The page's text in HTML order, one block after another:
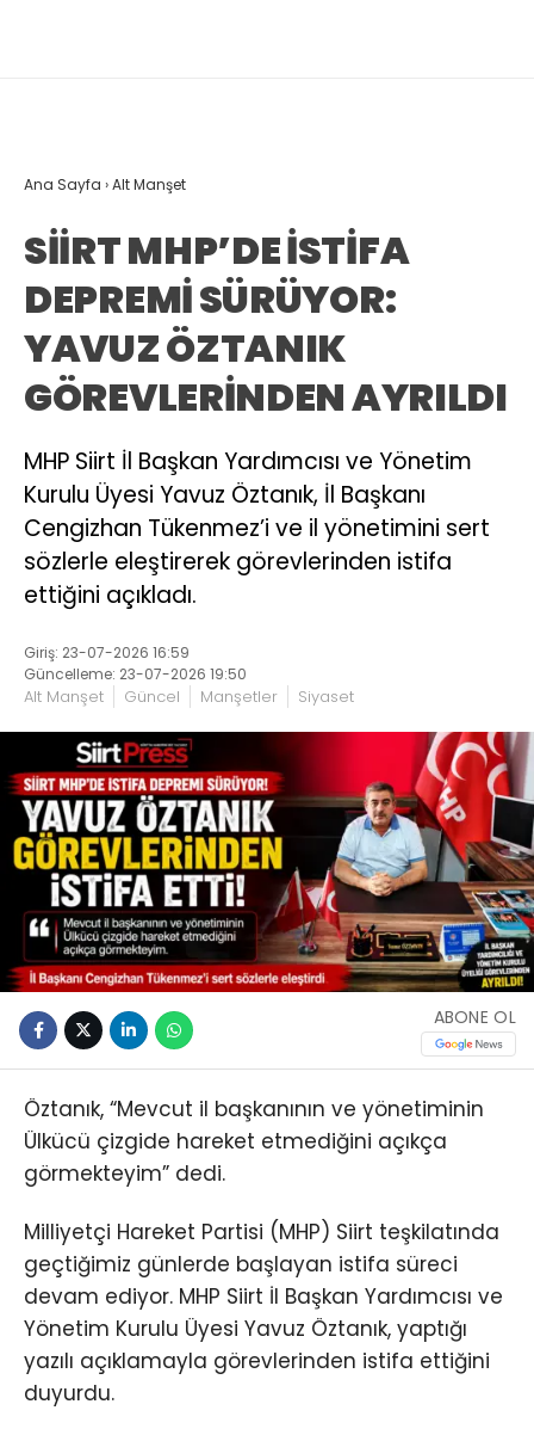
Ana Sayfa ›Alt Manşet
SİİRT MHP’DE İSTİFA
DEPREMİ SÜRÜYOR:
YAVUZ ÖZTANIK
GÖREVLERİNDEN AYRILDI
MHP Siirt İl Başkan Yardımcısı ve Yönetim
Kurulu Üyesi Yavuz Öztanık, İl Başkanı
Cengizhan Tükenmez’i ve il yönetimini sert
sözlerle eleştirerek görevlerinden istifa
ettiğini açıkladı.
Giriş: 23-07-2026 16:59
Güncelleme: 23-07-2026 19:50
Alt Manşet Güncel Manşetler Siyaset
ABONE OL
Öztanık, “Mevcut il başkanının ve yönetiminin
Ülkücü çizgide hareket etmediğini açıkça
görmekteyim” dedi.
Milliyetçi Hareket Partisi (MHP) Siirt teşkilatında
geçtiğimiz günlerde başlayan istifa süreci
devam ediyor. MHP Siirt İl Başkan Yardımcısı ve
Yönetim Kurulu Üyesi Yavuz Öztanık, yaptığı
yazılı açıklamayla görevlerinden istifa ettiğini
duyurdu.